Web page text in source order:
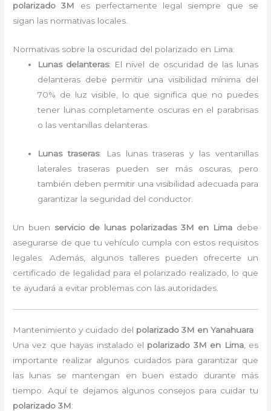
polarizado 3M es perfectamente legal siempre que se
sigan las normativas locales.
Normativas sobre la oscuridad del polarizado en Lima:
Lunas delanteras: El nivel de oscuridad de las lunas
delanteras debe permitir una visibilidad mínima del
70% de luz visible, lo que significa que no puedes
tener lunas completamente oscuras en el parabrisas
o las ventanillas delanteras.
Lunas traseras: Las lunas traseras y las ventanillas
laterales traseras pueden ser más oscuras, pero
también deben permitir una visibilidad adecuada para
garantizar la seguridad del conductor.
Un buen servicio de lunas polarizadas 3M en Lima debe
asegurarse de que tu vehículo cumpla con estos requisitos
legales. Además, algunos talleres pueden ofrecerte un
certificado de legalidad para el polarizado realizado, lo que
te ayudará a evitar problemas con las autoridades.
Mantenimiento y cuidado del polarizado 3M en Yanahuara
Una vez que hayas instalado el polarizado 3M en Lima, es
importante realizar algunos cuidados para garantizar que
las lunas se mantengan en buen estado durante más
tiempo. Aquí te dejamos algunos consejos para cuidar tu
polarizado 3M: